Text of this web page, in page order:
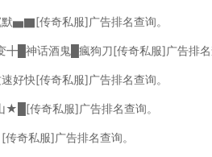
传奇私服]广告排名查询。
神话酒鬼█瘋狗刀[传奇私服]广告排名
好快[传奇私服]广告排名查询。
传奇私服]广告排名查询。
奇私服]广告排名查询。